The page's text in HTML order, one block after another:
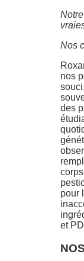
Nos
nos
des
pour
et